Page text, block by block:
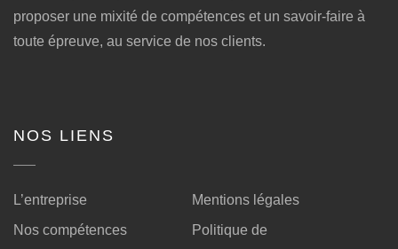
proposer une mixité de compétences et un savoir-faire à
toute épreuve, au service de nos clients.
NOS LIENS
L’entreprise
Nos compétences
Mentions légales
Politique de